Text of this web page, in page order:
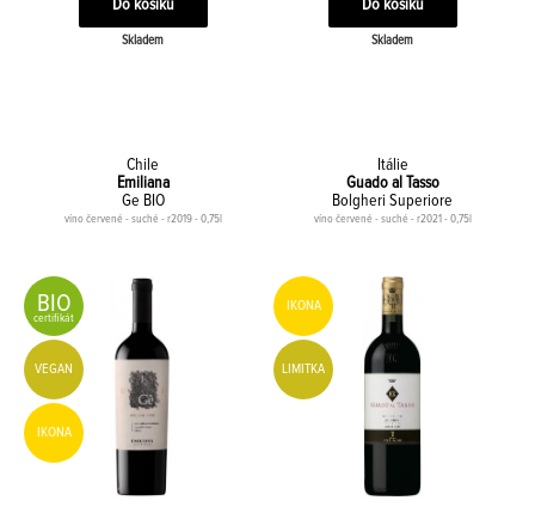
Skladem Skladem
Chile
Emiliana
Ge BIO
víno červené - suché - r2019 - 0,75l
BIO
certifikát
VEGAN
IKONA
Itálie
Guado al Tasso
Bolgheri Superiore
víno červené - suché - r2021 - 0,75l
IKONA
LIMITKA